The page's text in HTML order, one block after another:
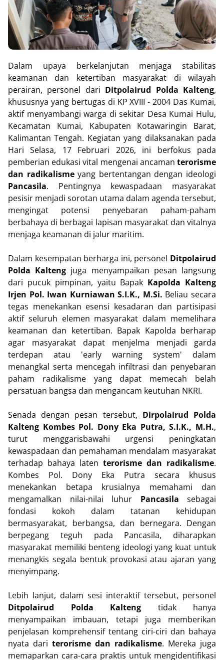
Dalam upaya berkelanjutan menjaga stabilitas
keamanan dan ketertiban masyarakat di wilayah
perairan, personel dari Ditpolairud Polda Kalteng,
khususnya yang bertugas di KP XVIII - 2004 Das Kumai,
aktif menyambangi warga di sekitar Desa Kumai Hulu,
Kecamatan Kumai, Kabupaten Kotawaringin Barat,
Kalimantan Tengah. Kegiatan yang dilaksanakan pada
Hari Selasa, 17 Februari 2026, ini berfokus pada
pemberian edukasi vital mengenai ancaman terorisme
dan radikalismeyang bertentangan dengan ideologi
Pancasila. Pentingnya kewaspadaan masyarakat
pesisir menjadi sorotan utama dalam agenda tersebut,
mengingat potensi penyebaran paham-paham
berbahaya di berbagai lapisan masyarakat dan vitalnya
menjaga keamanan di jalur maritim.
Dalam kesempatan berharga ini, personel Ditpolairud
Polda Kalteng juga menyampaikan pesan langsung
dari pucuk pimpinan, yaitu Bapak Kapolda Kalteng
Irjen Pol. Iwan Kurniawan S.I.K., M.Si. Beliau secara
tegas menekankan esensi kesadaran dan partisipasi
aktif seluruh elemen masyarakat dalam memelihara
keamanan dan ketertiban. Bapak Kapolda berharap
agar masyarakat dapat menjelma menjadi garda
terdepan atau 'early warning system' dalam
menangkal serta mencegah infiltrasi dan penyebaran
paham radikalisme yang dapat memecah belah
persatuan bangsa dan mengancam keutuhan NKRI.
Senada dengan pesan tersebut, Dirpolairud Polda
Kalteng Kombes Pol. Dony Eka Putra, S.I.K., M.H.,
turut menggarisbawahi urgensi peningkatan
kewaspadaan dan pemahaman mendalam masyarakat
terhadap bahaya laten terorisme dan radikalisme.
Kombes Pol. Dony Eka Putra secara khusus
menekankan betapa krusialnya memahami dan
mengamalkan nilai-nilai luhur Pancasila sebagai
fondasi kokoh dalam tatanan kehidupan
bermasyarakat, berbangsa, dan bernegara. Dengan
berpegang teguh pada Pancasila, diharapkan
masyarakat memiliki benteng ideologi yang kuat untuk
menangkis segala bentuk provokasi atau ajaran yang
menyimpang.
Lebih lanjut, dalam sesi interaktif tersebut, personel
Ditpolairud Polda Kalteng tidak hanya
menyampaikan imbauan, tetapi juga memberikan
penjelasan komprehensif tentang ciri-ciri dan bahaya
nyata dari terorisme dan radikalisme. Mereka juga
memaparkan cara-cara praktis untuk mengidentifikasi